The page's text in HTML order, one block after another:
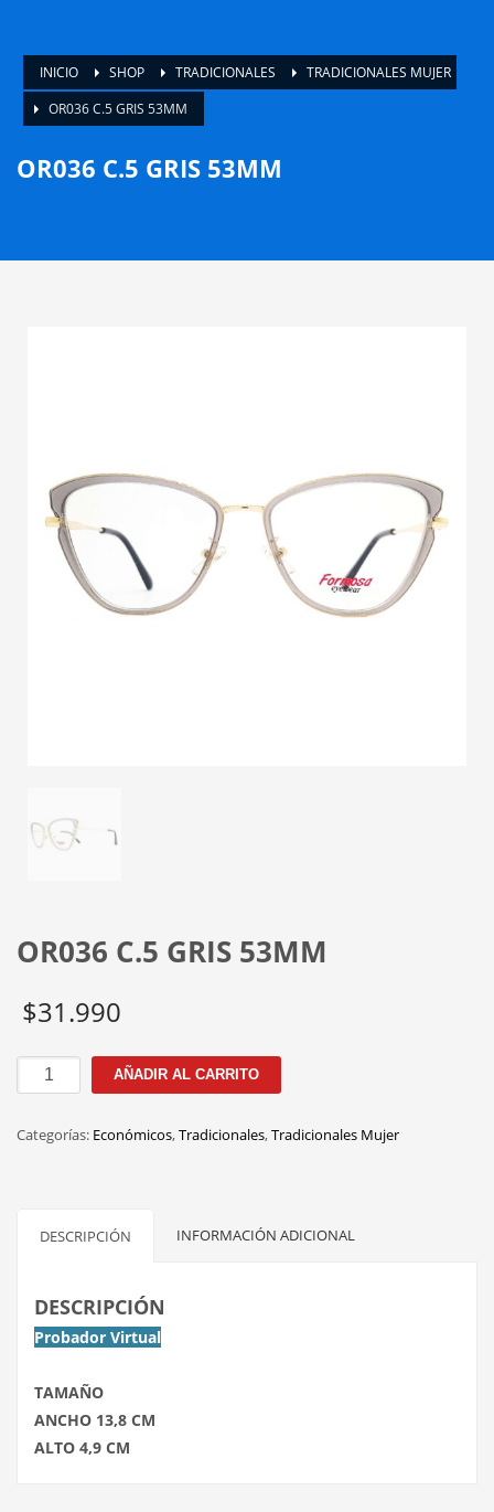
INICIO SHOP TRADICIONALES
TRADICIONALES MUJER
OR036 C.5 GRIS 53MM
OR036 C.5 GRIS 53MM
OR036 C.5 GRIS 53MM
$31.990
OR036
C.5
53MM
AÑADIR AL CARRITO
Categorías: Económicos,Tradicionales,Tradicionales Mujer
DESCRIPCIÓN INFORMACIÓN ADICIONAL
DESCRIPCIÓN
Probador Virtual
TAMAÑO
ANCHO 13,8 CM
ALTO 4,9 CM